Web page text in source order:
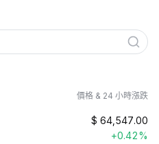
價格 & 24 小時漲跌
$ 64,547.00
+0.42%